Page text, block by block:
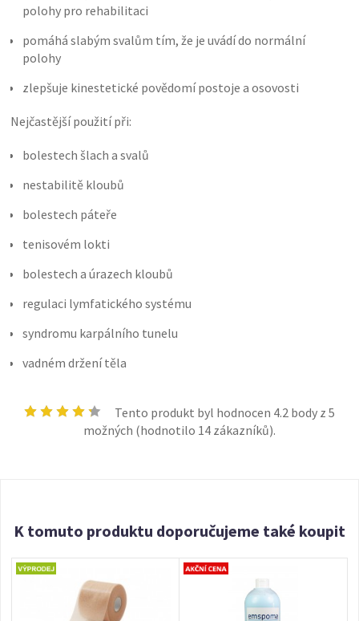
polohy pro rehabilitaci
pomáhá slabým svalům tím, že je uvádí do normální
polohy
zlepšuje kinestetické povědomí postoje a osovosti
Nejčastější použití při:
bolestech šlach a svalů
nestabilitě kloubů
bolestech páteře
tenisovém lokti
bolestech a úrazech kloubů
regulaci lymfatického systému
syndromu karpálního tunelu
vadném držení těla
Tento produkt byl hodnocen 4.2body z 5
možných (hodnotilo 14zákazníků).
K tomuto produktu doporučujeme také koupit